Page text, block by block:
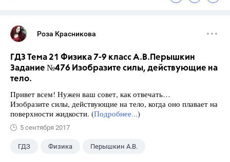
Роза Красникова
ГДЗ Тема 21 Физика 7-9 класс А.В.Перышкин
Задание №476 Изобразите силы, действующие на
тело.
Привет всем! Нужен ваш совет, как отвечать…
Изобразите силы, действующие на тело, когда оно плавает на
поверхности жидкости. (Подробнее...)
5 сентября 2017
ГДЗ Физика Перышкин А.В.